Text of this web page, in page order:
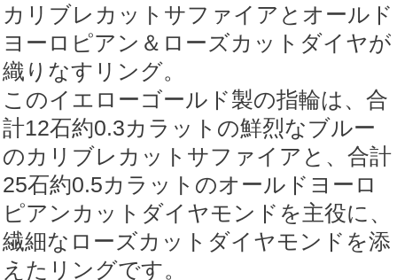
カリブレカットサファイアとオールド
ヨーロピアン＆ローズカットダイヤが
織りなすリング。
このイエローゴールド製の指輪は、合
計12石約0.3カラットの鮮烈なブルー
のカリブレカットサファイアと、合計
25石約0.5カラットのオールドヨーロ
ピアンカットダイヤモンドを主役に、
繊細なローズカットダイヤモンドを添
えたリングです。